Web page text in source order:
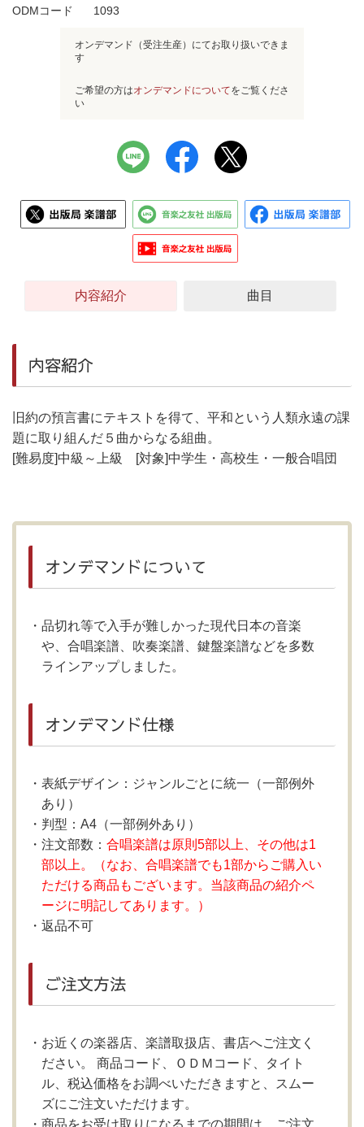
ODMコード
1093
オンデマンド（受注生産）にてお取り扱いできま
す
ご希望の方はオンデマンドについてをご覧くださ
い
内容紹介 曲目
内容紹介
旧約の預言書にテキストを得て、平和という人類永遠の課
題に取り組んだ５曲からなる組曲。
[難易度]中級～上級 [対象]中学生・高校生・一般合唱団
オンデマンドについて
品切れ等で入手が難しかった現代日本の音楽
や、合唱楽譜、吹奏楽譜、鍵盤楽譜などを多数
ラインアップしました。
オンデマンド仕様
表紙デザイン：ジャンルごとに統一（一部例外
あり）
判型：A4（一部例外あり）
注文部数： 合唱楽譜は原則5部以上、その他は1
部以上。（なお、合唱楽譜でも1部からご購入い
ただける商品もございます。当該商品の紹介ペ
ージに明記してあります。）
返品不可
ご注文方法
お近くの楽器店、楽譜取扱店、書店へご注文く
ださい。 商品コード、ＯＤＭコード、タイト
ル、税込価格をお調べいただきますと、スムー
ズにご注文いただけます。
商品をお受け取りになるまでの期間は、ご注文